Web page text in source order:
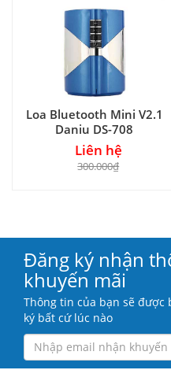
Loa Bluetooth Mini V2.1
Daniu DS-708
Liên hệ
300.000₫
Đăng ký nhận
khuyến mãi
Thông tin của bạn sẽ được
ký bất cứ lúc nào